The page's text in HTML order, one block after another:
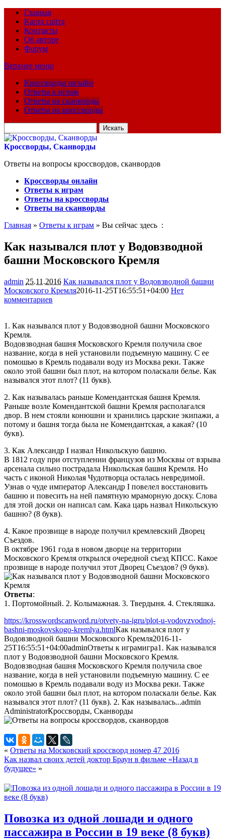
Главная
Карта сайта
Контакты
Об авторе
Форум
Верхнее меню
Кроссворды онлайн
Ответы к играм
Ответы на сканворды
Ответы на кроссворды
для:
Кроссворды, Сканворды
Ответы на вопросы кроссвордов, сканвордов
Кроссворды онлайн
Ответы к играм
Ответы на кроссворды
Ответы на сканворды
Главная » Ответы к играм » Вы сейчас здесь :
Как назывался плот у Водовзводной
башни Московского Кремля
admin 25.11.2016 Как назывался плот у Водовзводной башни
Московского Кремля2016-11-25T16:55:51+04:00 Нет
комментариев
1. Как назывался плот у Водовзводной башни Московского
Кремля.
Водовзводная башня Московского Кремля получила свое
название, когда в ней установили подъемную машину. С ее
помошью в Кремль подавали воду из Москва реки. Также
около этой башни был плот, на котором поласкали белье. Как
назывался этот плот? (11 букв).
2. Как называлась раньше Комендантская башня Кремля.
Раньше возле Комендантской башни Кремля располагался
двор. В нем стояли конюшни и хранились царские экипажи, а
потому и башня тогда была не Комендантская, а какая? (10
букв).
3. Как Александр I назвал Никольскую башню.
В 1812 году при отступлении французов из Москвы от взрыва
арсенала сильно пострадала Никольская башня Кремля. Но
часть с иконой Николая Чудотворца осталась невредимой.
Узнав о чуде император Александр I повелел восстановить
башню и повесить на ней памятную мраморную доску. Слова
для этой доски он написал сам. Кака царь назвал Никольскую
башню? (8 букв).
4. Какое прозвище в народе получил кремлевский Дворец
Съездов.
В октябре 1961 года в новом дворце на территории
Московского Кремля открылся очередной съеэд КПСС. Какое
прозвище в народе получил этот Дворец Съездов? (9 букв).
Ответы:
1. Портомойный. 2. Колымажная. 3. Твердыня. 4. Стекляшка.
https://krosswordscanword.ru/otvety-na-igru/plot-u-vodovzvodnoj-
bashni-moskovskogo-kremlya.htmlКак назывался плот у
Водовзводной башни Московского Кремля2016-11-
25T16:55:51+04:00adminОтветы к играмигра1. Как назывался
плот у Водовзводной башни Московского Кремля.
Водовзводная башня Московского Кремля получила свое
название, когда в ней установили подъемную машину. С ее
помошью в Кремль подавали воду из Москва реки. Также
около этой башни был плот, на котором поласкали белье. Как
назывался этот плот? (11 букв). 2. Как называлась...admin
AdministratorКроссворды, Сканворды
« Ответы на Московский кроссворд номер 47 2016
Как назвал своих детей доктор Браун в фильме «Назад в
будущее» »
Повозка из одной лошади и одного
пассажира в России в 19 веке (8 букв)